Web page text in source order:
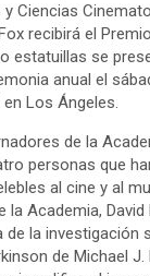
Ciencias
recibirá el
estatuillas se
anual el
Los Ángeles.
de la
personas que
al cine y al
la Academia, David
de la investigación
de Michael